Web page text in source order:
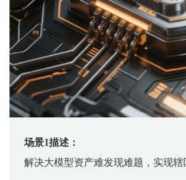
场景1描述：
解决大模型资产难发现难题，实现辖